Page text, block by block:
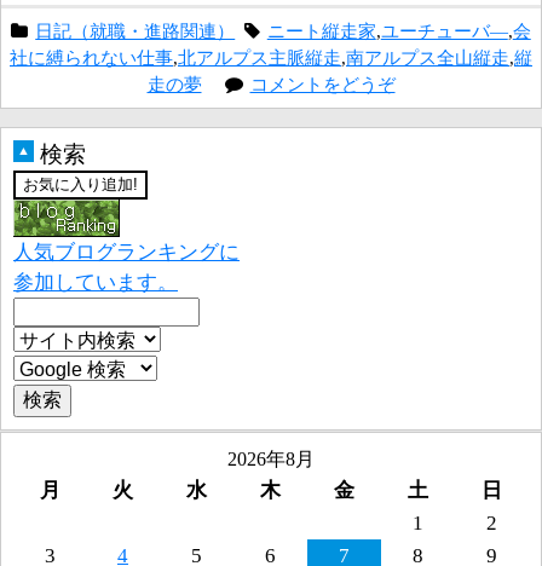
日記（就職・進路関連） ニート縦走家 ユーチューバ―, 会
社に縛られない仕事 北アルプス主脈縦走 南アルプス全山縦走 縦
走の夢
コメントをどうぞ
▲ 検索
人気ブログランキングに
参加しています。
2026年8月
月 火 水 木 金 土
日
1
2
3
4 5 6 7 8 9